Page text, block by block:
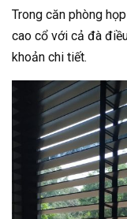
Trong căn phòng
cao cổ với cả đà
khoản chi tiết.